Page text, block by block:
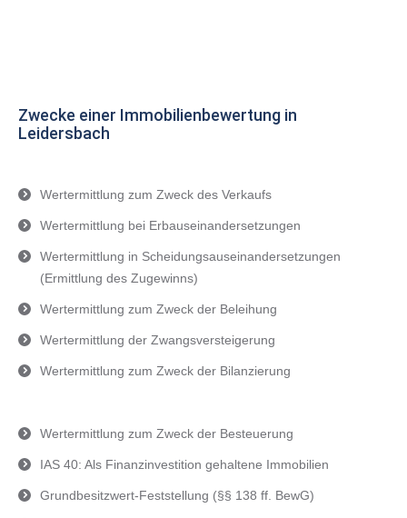
Zwecke einer Immobilienbewertung in
Leidersbach
Wertermittlung zum Zweck des Verkaufs
Wertermittlung bei Erbauseinandersetzungen
Wertermittlung in Scheidungsauseinandersetzungen
(Ermittlung des Zugewinns)
Wertermittlung zum Zweck der Beleihung
Wertermittlung der Zwangsversteigerung
Wertermittlung zum Zweck der Bilanzierung
Wertermittlung zum Zweck der Besteuerung
IAS 40: Als Finanzinvestition gehaltene Immobilien
Grundbesitzwert-Feststellung (§§ 138 ff. BewG)